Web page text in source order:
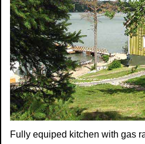
Fully equiped kitchen with gas